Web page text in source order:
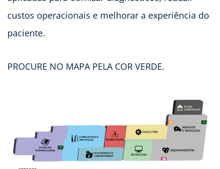
custos operacionais e melhorar a experiência do
paciente.
PROCURE NO MAPA PELA COR VERDE.